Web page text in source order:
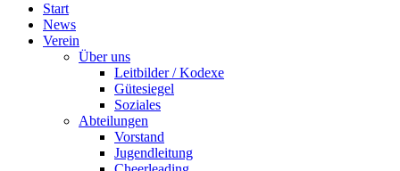
Start
News
Verein
Über uns
Leitbilder / Kodexe
Gütesiegel
Soziales
Abteilungen
Vorstand
Jugendleitung